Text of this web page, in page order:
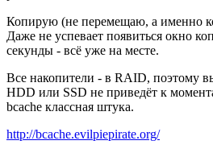
Копирую (не перемещаю, а именно
Даже не успевает появиться окно
секунды - всё уже на месте.
Все накопители - в RAID, поэтому
HDD или SSD не приведёт к
bcache классная штука.
http://bcache.evilpiepirate.org/